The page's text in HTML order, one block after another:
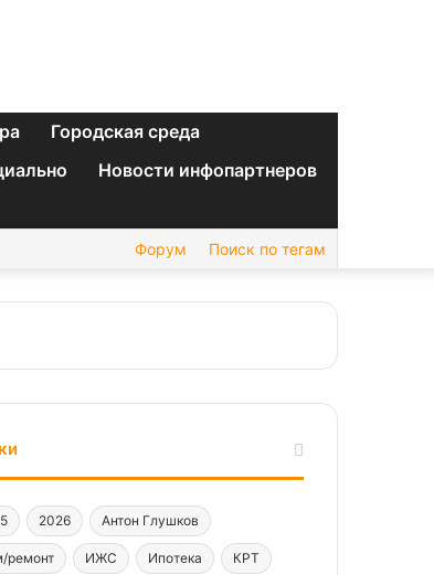
Городская среда
Новости инфопартнеров
Форум Поиск по тегам
2026 Антон Глушков
ремонт ИЖС Ипотека КРТ